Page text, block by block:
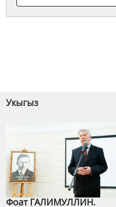
Укыгыз
Фоат ГАЛИМУЛЛИН.